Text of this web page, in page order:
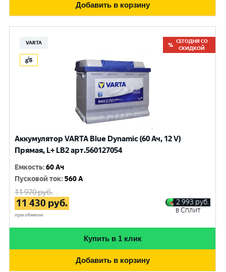
Добавить в корзину
VARTA
СЕГОДНЯ СО
СКИДКОЙ
Аккумулятор VARTA Blue Dynamic (60 Ач, 12 V)
Прямая, L+ LB2 арт.560127054
Емкость:60 Ач
Пусковой ток:560 A
11 970руб.
11 430 руб.
при обмене
2 993 руб.
в Сплит
Купить в 1 клик
Добавить в корзину